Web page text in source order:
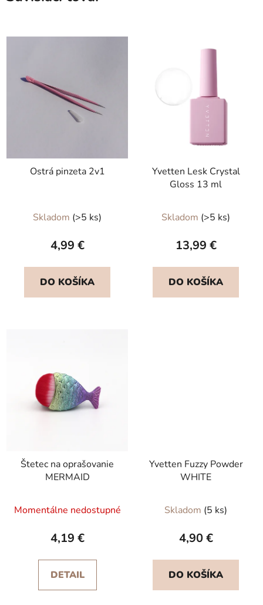
Ostrá pinzeta 2v1
Skladom (>5 ks)
4,99 €
DO KOŠÍKA
Yvetten Lesk Crystal
Gloss 13 ml
hodnotenie
produktu
5,0
z
Skladom (>5 ks)
13,99 €
DO KOŠÍKA
Štetec na oprašovanie
MERMAID
Momentálne nedostupné
4,19 €
DETAIL
Yvetten Fuzzy Powder
WHITE
Skladom (5 ks)
4,90 €
DO KOŠÍKA